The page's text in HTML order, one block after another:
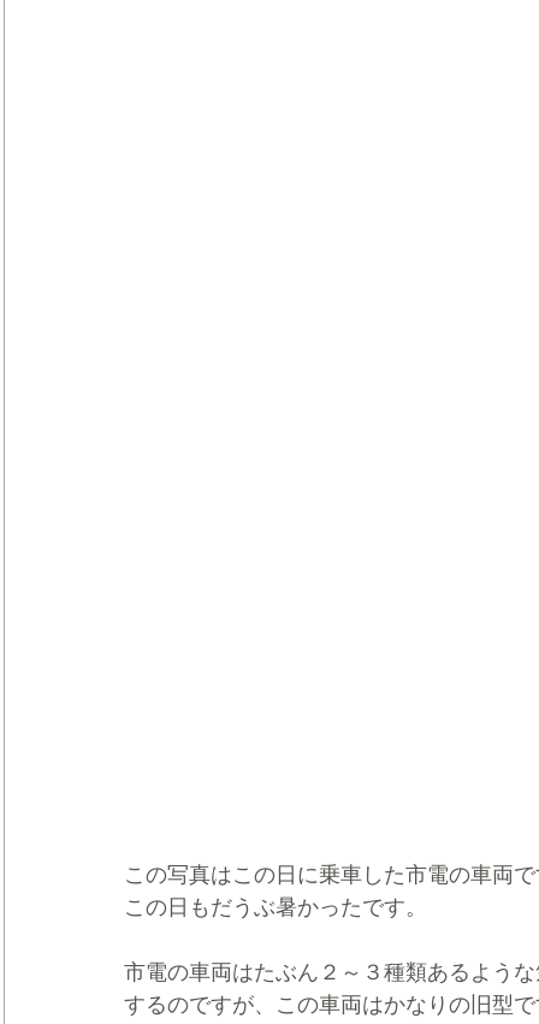
この写真はこの日に乗車した市電の車両
この日もだうぶ暑かったです。
市電の車両はたぶん２～３種類あるよう
するのですが、この車両はかなりの旧型